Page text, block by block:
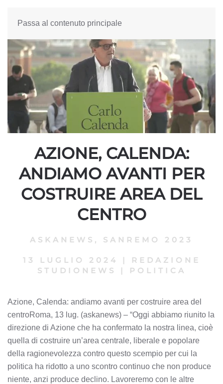
Passa al contenuto principale
AZIONE, CALENDA:
ANDIAMO AVANTI PER
COSTRUIRE AREA DEL
CENTRO
ASKANEWS , SANREMO 2023
13 LUGLIO 2024 |
REDAZIONE
STUDIONEWS
| POLITICA
Azione, Calenda: andiamo avanti per costruire area del
centroRoma, 13 lug. (askanews) – “Oggi abbiamo riunito la
direzione di Azione che ha confermato la nostra linea, cioè
quella di costruire un’area centrale, liberale e popolare
della ragionevolezza contro questo scempio per cui la
politica ha ridotto a uno scontro continuo che non produce
niente, anzi produce declino. Lavoreremo con le altre